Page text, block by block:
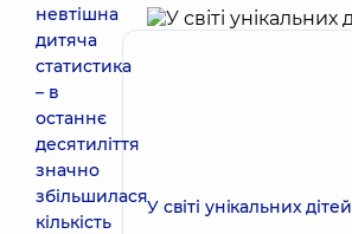
невтішна
дитяча
статистика
– в
останнє
десятиліття
значно
збільшилася
кількість
У світі унікальних дітей